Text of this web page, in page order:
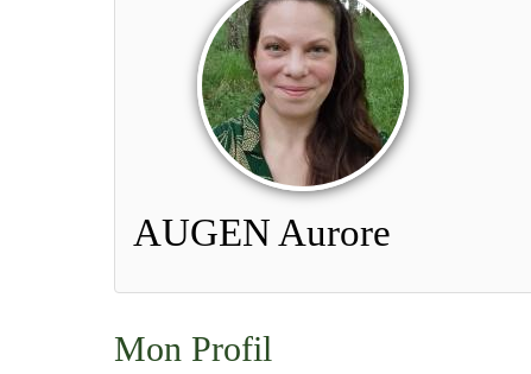
AUGEN Aurore
Mon Profil